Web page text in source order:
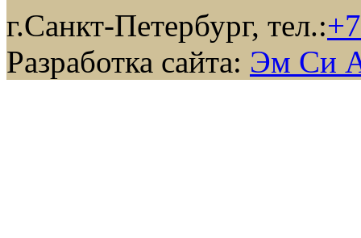
г.Санкт-Петербург, тел.:
Разработка сайта: Эм Си